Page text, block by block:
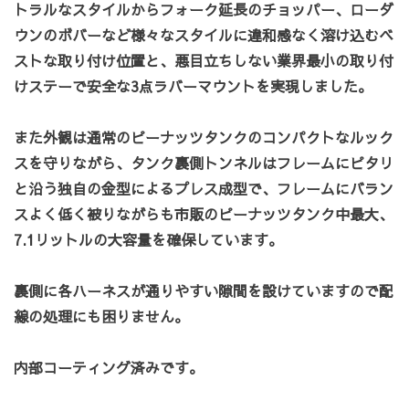
トラルなスタイルからフォーク延長のチョッパー、ローダ
ウンのボバーなど様々なスタイルに違和感なく溶け込むベ
ストな取り付け位置と、悪目立ちしない業界最小の取り付
けステーで安全な3点ラバーマウントを実現しました。
また外観は通常のピーナッツタンクのコンパクトなルック
スを守りながら、 タンク裏側トンネルはフレームにピタリ
と沿う独自の金型によるプレス成型で、 フレームにバラン
スよく低く被りながらも市販のピーナッツタンク中最大、
7.1リットルの大容量を確保しています。
裏側に各ハーネスが通りやすい隙間を設けていますので配
線の処理にも困りません。
内部コーティング済みです。